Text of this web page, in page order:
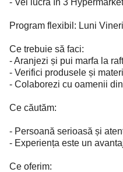
- Vei lucra în 3
Program flexibil: Luni
Ce trebuie să faci:
- Aranjezi și pui marfa la raft
- Verifici produsele și
- Colaborezi cu oamenii
Ce căutăm:
- Persoană serioasă și
- Experiența este un
Ce oferim: